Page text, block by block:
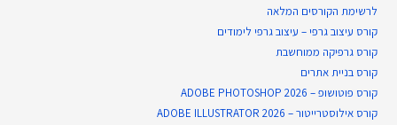
לרשימת הקורסים המלאה
קורס עיצוב גרפי – עיצוב גרפי לימודים
קורס גרפיקה ממוחשבת
קורס בניית​ אתרים
קורס פוטושופ – ADOBE PHOTOSHOP 2026
קורס אילוסטרייטור – ADOBE ILLUSTRATOR 2026